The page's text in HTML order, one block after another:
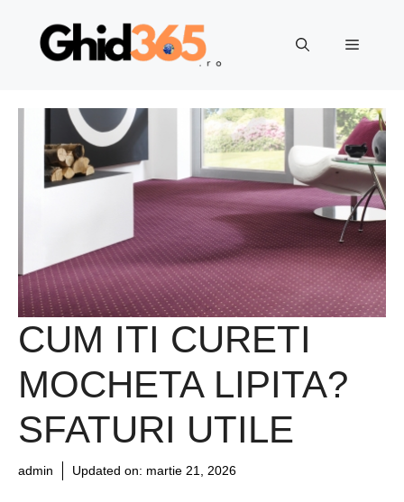
conținut
Meniu
CUM ITI CURETI
MOCHETA LIPITA?
SFATURI UTILE
admin Updated on: martie 21, 2026